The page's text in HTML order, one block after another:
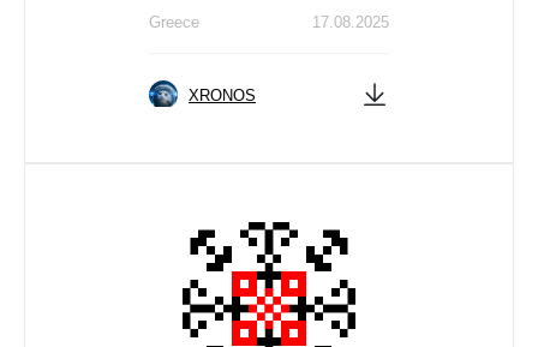
17.08.2025
Greece
XRONOS